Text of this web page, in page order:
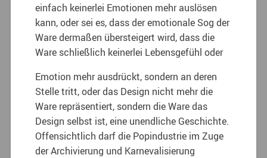
einfach keinerlei Emotionen mehr auslösen
kann, oder sei es, dass der emotionale Sog der
Ware dermaßen übersteigert wird, dass die
Ware schließlich keinerlei Lebensgefühl oder
Emotion mehr ausdrückt, sondern an deren
Stelle tritt, oder das Design nicht mehr die
Ware repräsentiert, sondern die Ware das
Design selbst ist, eine unendliche Geschichte.
Offensichtlich darf die Popindustrie im Zuge
der Archivierung und Karnevalisierung